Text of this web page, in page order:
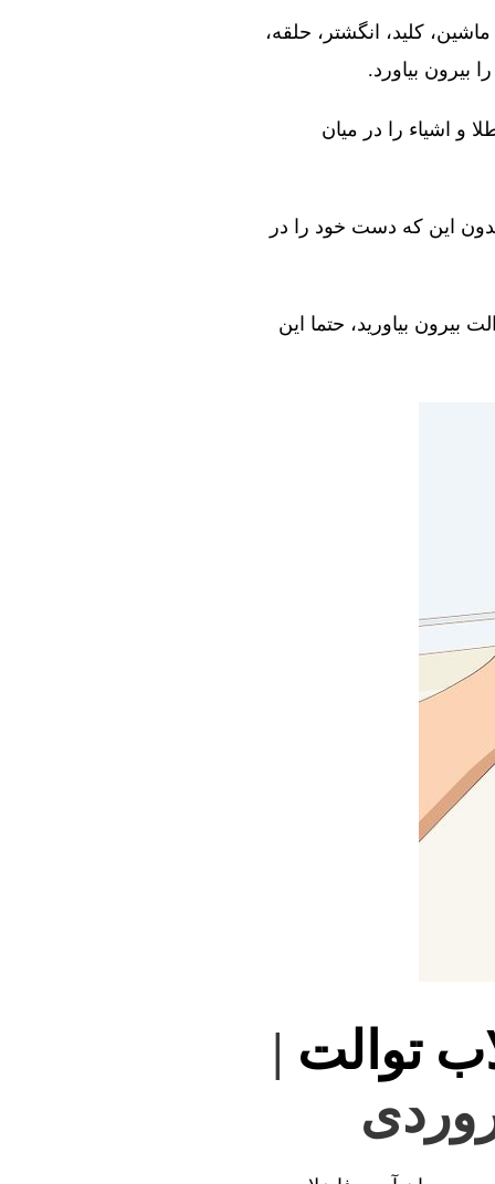
کلید، انگشتر، حلقه،
بیرون بیاورد.
و اشیاء را در میان
این که دست خود را در
بیرون بیاورید، حتما این
توالت |